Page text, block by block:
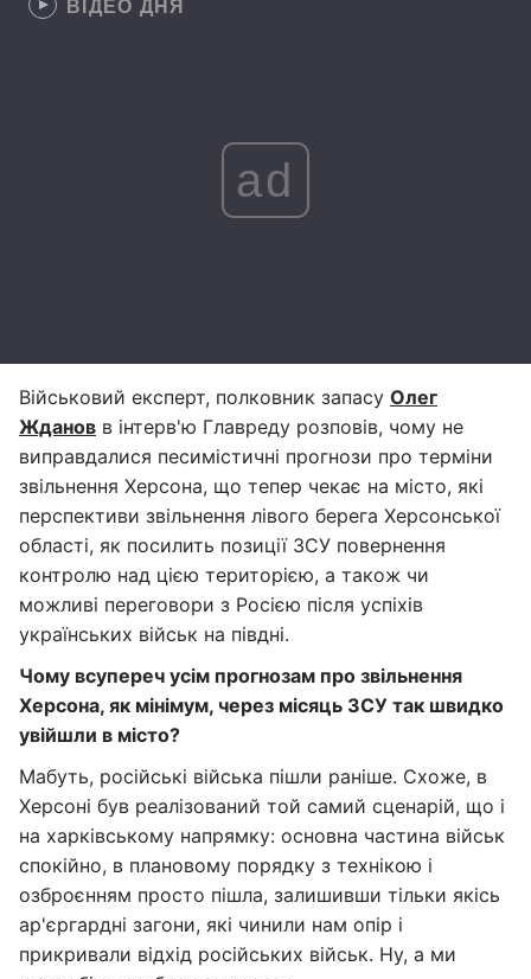
ad
Військовий експерт, полковник запасу Олег
Жданов в інтерв'ю Главреду розповів, чому не
виправдалися песимістичні прогнози про терміни
звільнення Херсона, що тепер чекає на місто, які
перспективи звільнення лівого берега Херсонської
області, як посилить позиції ЗСУ повернення
контролю над цією територією, а також чи
можливі переговори з Росією після успіхів
українських військ на півдні.
Чому всупереч усім прогнозам про звільнення
Херсона, як мінімум, через місяць ЗСУ так швидко
увійшли в місто?
Мабуть, російські війська пішли раніше. Схоже, в
Херсоні був реалізований той самий сценарій, що і
на харківському напрямку: основна частина військ
спокійно, в плановому порядку з технікою і
озброєнням просто пішла, залишивши тільки якісь
ар'єргардні загони, які чинили нам опір і
прикривали відхід російських військ. Ну, а ми